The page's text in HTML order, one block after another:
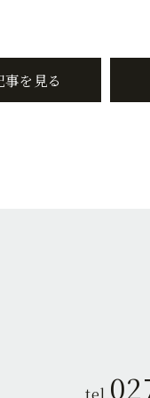
事を見る
tel.